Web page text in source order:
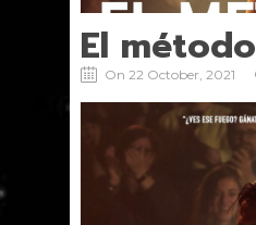
El método
On 22 October, 2021